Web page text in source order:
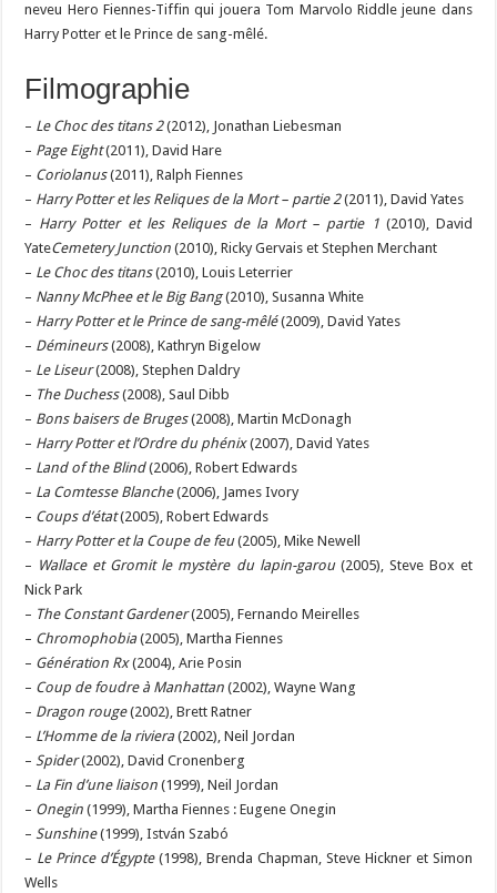
neveu Hero Fiennes-Tiffin qui jouera Tom Marvolo Riddle jeune dans
Harry Potter et le Prince de sang-mêlé.
Filmographie
– Le Choc des titans 2(2012), Jonathan Liebesman
– Page Eight(2011), David Hare
– Coriolanus(2011), Ralph Fiennes
– Harry Potter et les Reliques de la Mort – partie 2(2011), David Yates
– Harry Potter et les Reliques de la Mort – partie 1(2010), David
YateCemetery Junction (2010), Ricky Gervais et Stephen Merchant
– Le Choc des titans(2010), Louis Leterrier
– Nanny McPhee et le Big Bang(2010), Susanna White
– Harry Potter et le Prince de sang-mêlé(2009), David Yates
– Démineurs(2008), Kathryn Bigelow
– Le Liseur(2008), Stephen Daldry
– The Duchess(2008), Saul Dibb
– Bons baisers de Bruges(2008), Martin McDonagh
– Harry Potter et l’Ordre du phénix(2007), David Yates
– Land of the Blind(2006), Robert Edwards
– La Comtesse Blanche(2006), James Ivory
– Coups d’état(2005), Robert Edwards
– Harry Potter et la Coupe de feu(2005), Mike Newell
– Wallace et Gromit le mystère du lapin-garou(2005), Steve Box et
Nick Park
– The Constant Gardener(2005), Fernando Meirelles
– Chromophobia(2005), Martha Fiennes
– Génération Rx(2004), Arie Posin
– Coup de foudre à Manhattan (2002), Wayne Wang
– Dragon rouge(2002), Brett Ratner
– L’Homme de la riviera(2002), Neil Jordan
–Spider(2002), David Cronenberg
– La Fin d’une liaison (1999), Neil Jordan
– Onegin (1999), Martha Fiennes : Eugene Onegin
–Sunshine(1999), István Szabó
– Le Prince d’Égypte(1998), Brenda Chapman, Steve Hickner et Simon
Wells